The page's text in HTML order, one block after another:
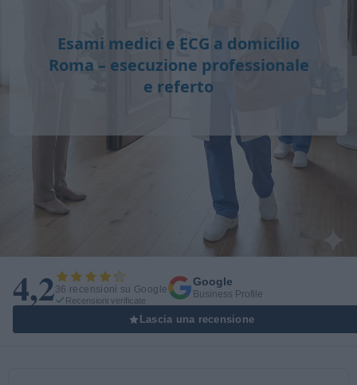
Esami medici e ECG a domicilio
Roma – esecuzione professionale
e referto
4,236 recensioni su Google
Recensioni verificate
Google
Business Profile
Lascia una recensione